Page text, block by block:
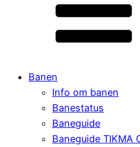
Banen
Info om banen
Banestatus
Baneguide
Baneguide TIKMA